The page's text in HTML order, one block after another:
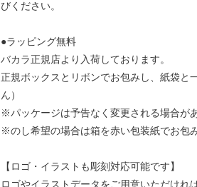
びください。
●ラッピング無料
バカラ正規店より入荷しております。
正規ボックスとリボンでお包みし、紙袋と
ん）
※パッケージは予告なく変更される場合が
※のし希望の場合は箱を赤い包装紙でお包
【ロゴ・イラストも彫刻対応可能です】
ロゴやイラストデータをご用意いただけれ